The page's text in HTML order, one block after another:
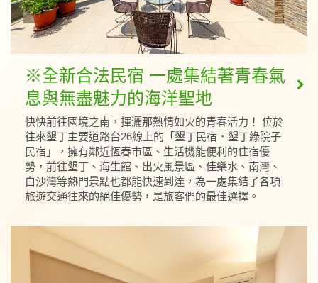
※全新合法民宿 一處集結著青春氣
息與無盡魅力的海洋聖地
快快前往國境之南，揮灑那熱情如火的青春活力！ 位於
往來墾丁主要道路台26線上的「墾丁民宿．墾丁綠院子
民宿」，擁有鄰近恆春市區、生活機能便利的住宿優
勢，前往墾丁、海生館、出火風景區、佳樂水、南灣、
白沙灣等熱門景點也都能快速到達，為一處集結了各項
旅遊交通往來的絕佳優勢，是旅客們的最佳選擇。